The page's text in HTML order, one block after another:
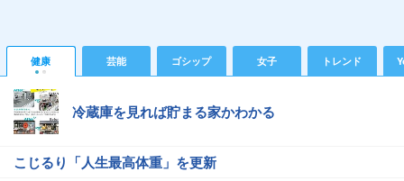
健康 芸能 ゴシップ 女子 トレンド
冷蔵庫を見れば貯まる家かわかる
こじるり「人生最高体重」を更新